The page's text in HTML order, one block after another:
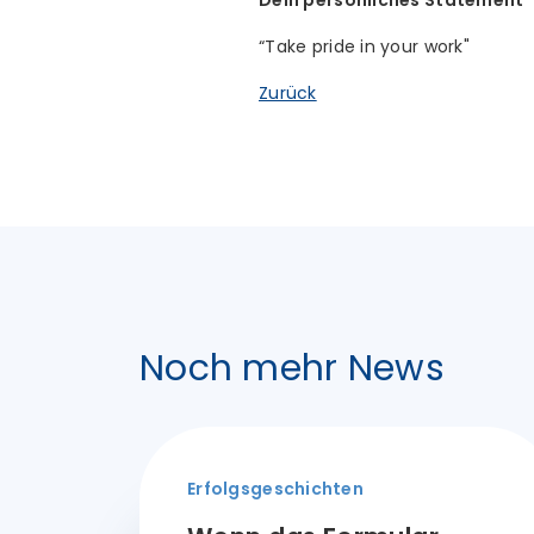
“Take pride in your work"
Zurück
Noch mehr News
Erfolgsgeschichten